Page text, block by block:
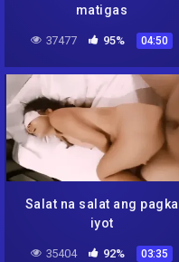
matigas
37477 95% 04:50
Salat na salat ang pagka
iyot
35404 92% 03:35